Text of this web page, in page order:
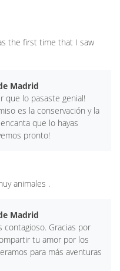
the first time that I saw
Madrid
que lo pasaste genial!
es la conservación y la
que lo hayas
pronto!
animales .
Madrid
contagioso. Gracias por
tu amor por los
para más aventuras